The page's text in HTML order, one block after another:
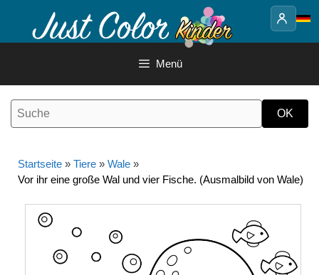
Inhalt
Menü
Startseite » Tiere » Wale »
Vor ihr eine große Wal und vier Fische. (Ausmalbild von Wale)